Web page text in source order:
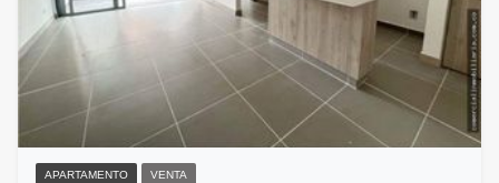
APARTAMENTO VENTA